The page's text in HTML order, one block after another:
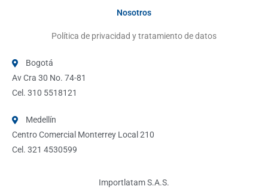
Nosotros
Política de privacidad y tratamiento de datos
Bogotá
Av Cra 30 No. 74-81
Cel. 310 5518121
Medellín
Centro Comercial Monterrey Local 210
Cel. 321 4530599
Importlatam S.A.S.